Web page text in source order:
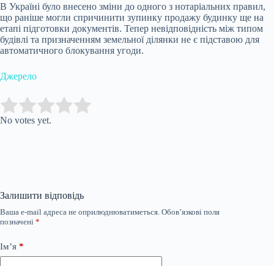
В Україні було внесено зміни до одного з нотаріальних правил,
що раніше могли спричинити зупинку продажу будинку ще на
етапі підготовки документів. Тепер невідповідність між типом
будівлі та призначенням земельної ділянки не є підставою для
автоматичного блокування угоди.
Джерело
Rate this item:
No votes yet.
Залишити відповідь
Ваша e-mail адреса не оприлюднюватиметься. Обов’язкові поля
позначені *
Ім’я *